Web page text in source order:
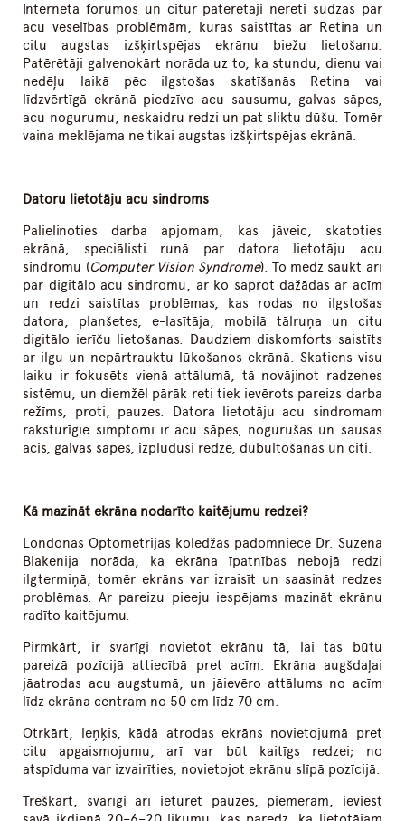
Interneta forumos un citur patērētāji nereti sūdzas par
acu veselības problēmām, kuras saistītas ar Retina un
citu augstas izšķirtspējas ekrānu biežu lietošanu.
Patērētāji galvenokārt norāda uz to, ka stundu, dienu vai
nedēļu laikā pēc ilgstošas skatīšanās Retina vai
līdzvērtīgā ekrānā piedzīvo acu sausumu, galvas sāpes,
acu nogurumu, neskaidru redzi un pat sliktu dūšu. Tomēr
vaina meklējama ne tikai augstas izšķirtspējas ekrānā.
Datoru lietotāju acu sindroms
Palielinoties darba apjomam, kas jāveic, skatoties
ekrānā, speciālisti runā par datora lietotāju acu
sindromu (Computer Vision Syndrome). To mēdz saukt arī
par digitālo acu sindromu, ar ko saprot dažādas ar acīm
un redzi saistītas problēmas, kas rodas no ilgstošas
datora, planšetes, e-lasītāja, mobilā tālruņa un citu
digitālo ierīču lietošanas. Daudziem diskomforts saistīts
ar ilgu un nepārtrauktu lūkošanos ekrānā. Skatiens visu
laiku ir fokusēts vienā attālumā, tā novājinot radzenes
sistēmu, un diemžēl pārāk reti tiek ievērots pareizs darba
režīms, proti, pauzes. Datora lietotāju acu sindromam
raksturīgie simptomi ir acu sāpes, nogurušas un sausas
acis, galvas sāpes, izplūdusi redze, dubultošanās un citi.
Kā mazināt ekrāna nodarīto kaitējumu redzei?
Londonas Optometrijas koledžas padomniece Dr. Sūzena
Blakenija norāda, ka ekrāna īpatnības nebojā redzi
ilgtermiņā, tomēr ekrāns var izraisīt un saasināt redzes
problēmas. Ar pareizu pieeju iespējams mazināt ekrānu
radīto kaitējumu.
Pirmkārt, ir svarīgi novietot ekrānu tā, lai tas būtu
pareizā pozīcijā attiecībā pret acīm. Ekrāna augšdaļai
jāatrodas acu augstumā, un jāievēro attālums no acīm
līdz ekrāna centram no 50 cm līdz 70 cm.
Otrkārt, leņķis, kādā atrodas ekrāns novietojumā pret
citu apgaismojumu, arī var būt kaitīgs redzei; no
atspīduma var izvairīties, novietojot ekrānu slīpā pozīcijā.
Treškārt, svarīgi arī ieturēt pauzes, piemēram, ieviest